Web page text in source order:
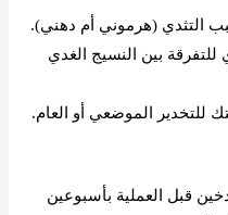
التثدي (هرموني أم دهني).
بين النسيج الغدي
للتخدير الموضعي أو العام.
قبل العملية بأسبوعين